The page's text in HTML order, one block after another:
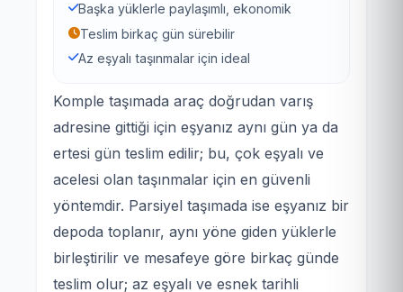
Başka yüklerle paylaşımlı, ekonomik
Teslim birkaç gün sürebilir
Az eşyalı taşınmalar için ideal
Komple taşımada araç doğrudan varış
adresine gittiği için eşyanız aynı gün ya da
ertesi gün teslim edilir; bu, çok eşyalı ve
acelesi olan taşınmalar için en güvenli
yöntemdir. Parsiyel taşımada ise eşyanız bir
depoda toplanır, aynı yöne giden yüklerle
birleştirilir ve mesafeye göre birkaç günde
teslim olur; az eşyalı ve esnek tarihli